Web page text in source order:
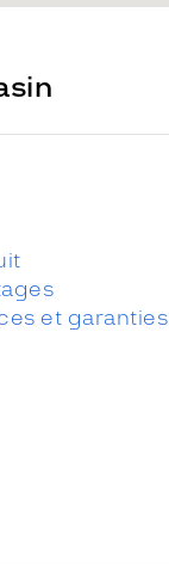
et garanties